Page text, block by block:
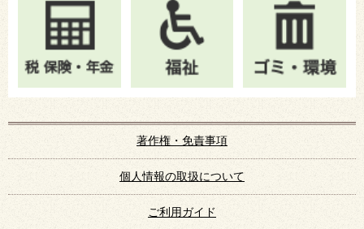
著作権・免責事項
個人情報の取扱について
ご利用ガイド